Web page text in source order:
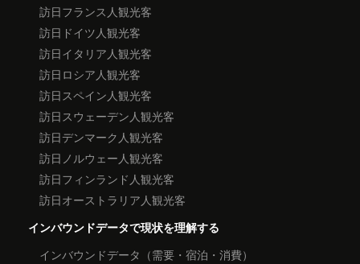
訪日フランス人観光客
訪日ドイツ人観光客
訪日イタリア人観光客
訪日ロシア人観光客
訪日スペイン人観光客
訪日スウェーデン人観光客
訪日デンマーク人観光客
訪日ノルウェー人観光客
訪日フィンランド人観光客
訪日オーストラリア人観光客
インバウンドデータで現状を理解する
インバウンドデータ（需要・宿泊・消費）